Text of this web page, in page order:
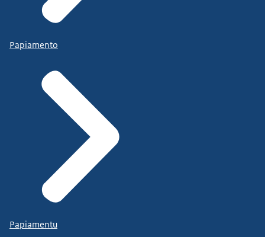
Papiamento
Papiamentu